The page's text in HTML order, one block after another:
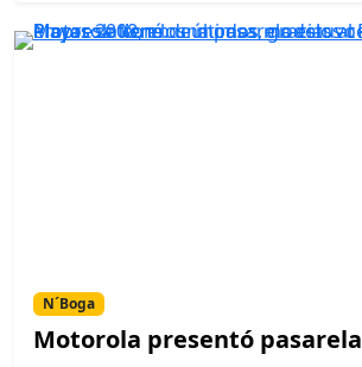
N´Boga
Motorola presentó pasarela